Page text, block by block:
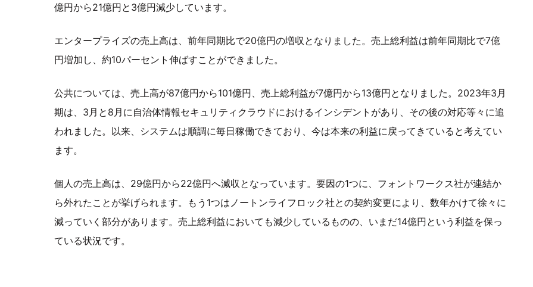
億円から21億円と3億円減少しています。
エンタープライズの売上高は、前年同期比で20億円の増収となりました。売上総利益は前年同期比で7億
円増加し、約10パーセント伸ばすことができました。
公共については、売上高が87億円から101億円、売上総利益が7億円から13億円となりました。2023年3月
期は、3月と8月に自治体情報セキュリティクラウドにおけるインシデントがあり、その後の対応等々に追
われました。以来、システムは順調に毎日稼働できており、今は本来の利益に戻ってきていると考えてい
ます。
個人の売上高は、29億円から22億円へ減収となっています。要因の1つに、フォントワークス社が連結か
ら外れたことが挙げられます。もう1つはノートンライフロック社との契約変更により、数年かけて徐々に
減っていく部分があります。売上総利益においても減少しているものの、いまだ14億円という利益を保っ
ている状況です。